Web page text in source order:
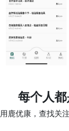
每个人
用鹿优康，查找关